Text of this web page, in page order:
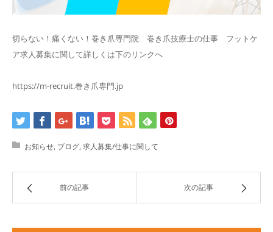
切らない！痛くない！巻き爪専門院 巻き爪技療士の仕事 フットケ
ア求人募集に関して詳しくは下のリンクへ
https://m-recruit.巻き爪専門.jp
お知らせ, ブログ, 求人募集/仕事に関して
前の記事 次の記事